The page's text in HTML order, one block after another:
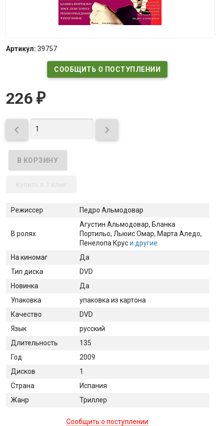
Артикул: 39757
СООБЩИТЬ О ПОСТУПЛЕНИИ
226 ₽
 
Режиссер Педро Альмодовар
В ролях
Агустин Альмодовар, Бланка
Портильо, Льюис Омар, Марта Аледо,
Пенелопа Круси другие
На киномаг
Да
Тип диска
DVD
Новинка
Да
Упаковка
упаковка из картона
Качество
DVD
Язык
русский
Длительность
135
Год
2009
Дисков
1
Страна
Испания
Жанр
Триллер
Сообщить о поступлении